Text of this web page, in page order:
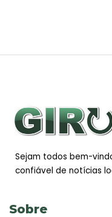
Sejam todos bem-
confiável de notícias
Sobre